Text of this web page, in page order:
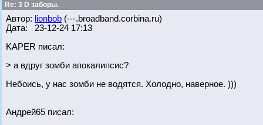
Re: 3 D заборы.
Автор: lionbob (---.broadband.corbina.ru)
Дата: 23-12-24 17:13
KAPER писал:
> а вдруг зомби апокалипсис?
Небоись, у нас зомби не водятся. Холодно, наверное. )))
Андрей65 писал: